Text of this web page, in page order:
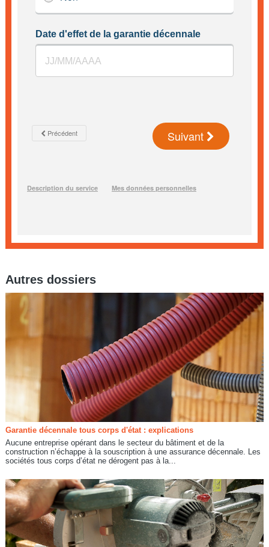
Autres dossiers
Garantie décennale tous corps d'état : explications
Aucune entreprise opérant dans le secteur du bâtiment et de la
construction n’échappe à la souscription à une assurance décennale. Les
sociétés tous corps d’état ne dérogent pas à la...